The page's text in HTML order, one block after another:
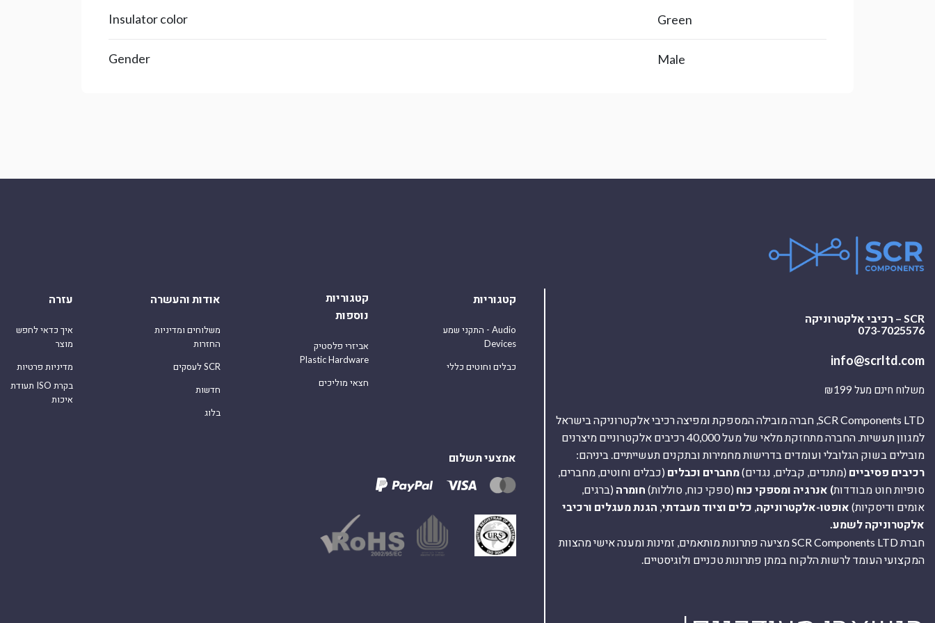
Insulator color Green
Gender Male
SCR – רכיבי אלקטרוניקה
073-7025576
info@scrltd.com
משלוח חינם מעל ₪199
SCR Components LTD, חברה מובילה המספקת ומפיצה רכיבי אלקטרוניקה בישראל
למגוון תעשיות. החברה מתחזקת מלאי של מעל 40,000 רכיבים אלקטרוניים מיצרנים
מובילים בשוק הגלובלי ועומדים בדרישות מחמירות ובתקנים תעשייתיים. ביניהם:
רכיבים פסיביים (מתנדים, קבלים, נגדים)מחברים וכבלים (כבלים וחוטים, מחברים,
סופיות חוט מבודדות) אנרגיה ומספקי כוח (ספקי כוח, סוללות) חומרה (ברגים,
אומים ודיסקיות) אופטו-אלקטרוניקה כלים וציוד מעבדתי הגנת מעגלים ורכיבי
אלקטרוניקה לשמע.
חברת SCR Components LTD מציעה פתרונות מותאמים, זמינות ומענה אישי מהצוות
המקצועי העומד לרשות הלקוח במתן פתרונות טכניים ולוגיסטיים.
קטגוריות
התקני שמע - Audio
Devices
כבלים וחוטים כללי
קטגוריות
נוספות
אביזרי פלסטיק
Plastic Hardware
חצאי מוליכים
אודות והעשרה
משלוחים ומדיניות
החזרות
לעסקים SCR
חדשות
בלוג
עזרה
איך כדאי לחפש
מוצר
מדיניות פרטיות
תעודת ISO בקרת
איכות
אמצעי תשלום